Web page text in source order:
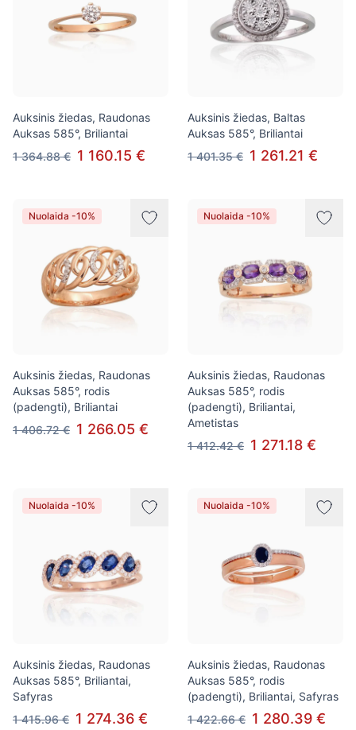
Auksinis žiedas, Raudonas
Auksas 585°, Briliantai
1 364.88 € 1 160.15 €
Auksinis žiedas, Baltas
Auksas 585°, Briliantai
1 401.35 € 1 261.21 €
Nuolaida -10%
Auksinis žiedas, Raudonas
Auksas 585°, rodis
(padengti), Briliantai
1 406.72 € 1 266.05 €
Nuolaida -10%
Auksinis žiedas, Raudonas
Auksas 585°, rodis
(padengti), Briliantai,
Ametistas
1 412.42 € 1 271.18 €
Nuolaida -10%
Auksinis žiedas, Raudonas
Auksas 585°, Briliantai,
Safyras
1 415.96 € 1 274.36 €
Nuolaida -10%
Auksinis žiedas, Raudonas
Auksas 585°, rodis
(padengti), Briliantai, Safyras
1 422.66 € 1 280.39 €